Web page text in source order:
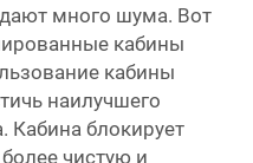
много шума. Вот
кабины
кабины
наилучшего
Кабина блокирует
чистую и